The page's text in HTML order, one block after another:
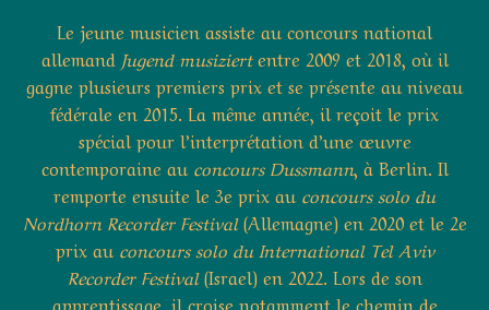
Le jeune musicien assiste au concours national
allemand Jugend musiziertentre 2009 et 2018, où il
gagne plusieurs premiers prix et se présente au niveau
fédérale en 2015. La même année, il reçoit le prix
spécial pour l’interprétation d’une œuvre
contemporaine au concours Dussmann, à Berlin. Il
remporte ensuite le 3e prix au concours solo du
Nordhorn Recorder Festival(Allemagne) en 2020 et le 2e
prix au concours solo du International Tel Aviv
Recorder Festival(Israel) en 2022. Lors de son
apprentissage, il croise notamment le chemin de